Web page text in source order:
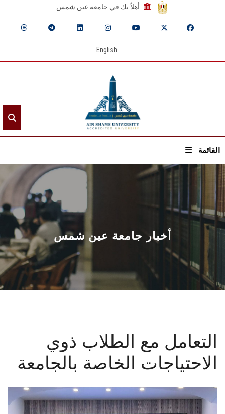
أهلاً بك في جامعة عين شمس
English
القائمة
الرئيسيـة
عن الجامعة
القطاعـات
الشئون الأكاديمية
البحث العلمي
المراكز والوحدات
الأنظمة الذكية
الإعلام
أخبار جامعة عين شمس
التعامل مع الطلاب ذوي
الاحتياجات الخاصة بالجامعة